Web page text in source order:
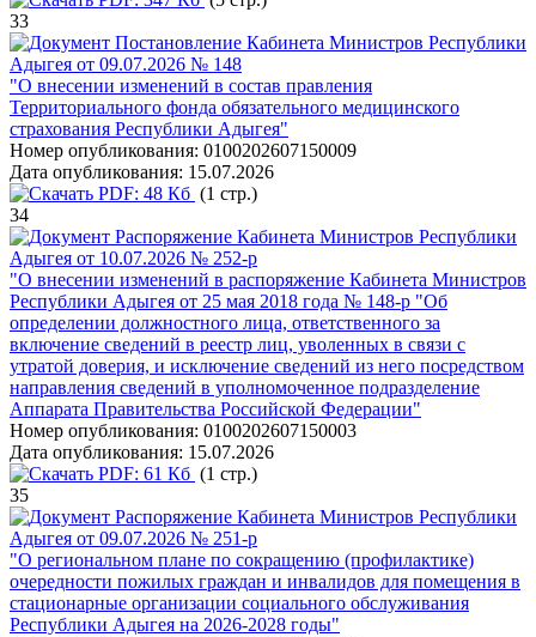
33
Постановление Кабинета Министров Республики
Адыгея от 09.07.2026 № 148
"О внесении изменений в состав правления
Территориального фонда обязательного медицинского
страхования Республики Адыгея"
Номер опубликования: 0100202607150009
Дата опубликования: 15.07.2026
PDF: 48 Кб (1 стр.)
34
Распоряжение Кабинета Министров Республики
Адыгея от 10.07.2026 № 252-р
"О внесении изменений в распоряжение Кабинета Министров
Республики Адыгея от 25 мая 2018 года № 148-р "Об
определении должностного лица, ответственного за
включение сведений в реестр лиц, уволенных в связи с
утратой доверия, и исключение сведений из него посредством
направления сведений в уполномоченное подразделение
Аппарата Правительства Российской Федерации"
Номер опубликования: 0100202607150003
Дата опубликования: 15.07.2026
PDF: 61 Кб (1 стр.)
35
Распоряжение Кабинета Министров Республики
Адыгея от 09.07.2026 № 251-р
"О региональном плане по сокращению (профилактике)
очередности пожилых граждан и инвалидов для помещения в
стационарные организации социального обслуживания
Республики Адыгея на 2026-2028 годы"